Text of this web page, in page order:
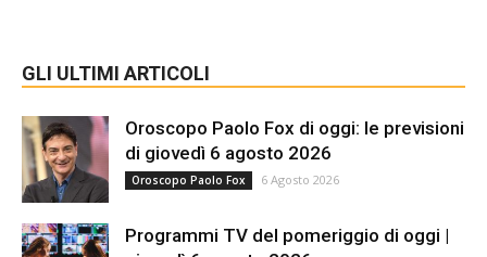
GLI ULTIMI ARTICOLI
Oroscopo Paolo Fox di oggi: le previsioni
di giovedì 6 agosto 2026
Oroscopo Paolo Fox 6 Agosto 2026
Programmi TV del pomeriggio di oggi |